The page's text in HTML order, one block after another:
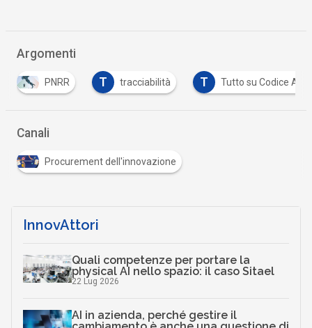
Argomenti
PNRR T tracciabilità T Tutto su Codice Appalti
Canali
Procurement dell'innovazione
InnovAttori
Quali competenze per portare la
physical AI nello spazio: il caso Sitael
22 Lug 2026
AI in azienda, perché gestire il